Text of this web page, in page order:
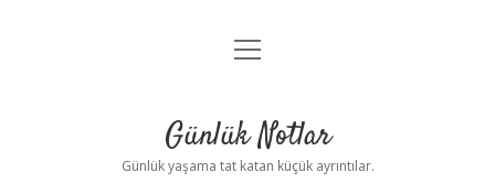
Anasayfa
Yasal Uyarı
menüyü
Günlük Notlar
Günlük yaşama tat katan küçük ayrıntılar.